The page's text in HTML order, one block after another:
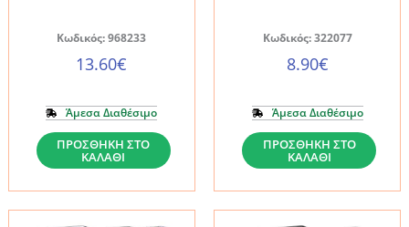
Κωδικός: 968233
13.60€
Άμεσα Διαθέσιμο
Θήκη
Samsung
Galaxy
S25
ΠΡΟΣΘΉΚΗ ΣΤΟ
ΚΑΛΆΘΙ
Κωδικός: 322077
8.90€
Άμεσα Διαθέσιμο
Θήκη
Samsung
Galaxy
S25
ΠΡΟΣΘΉΚΗ ΣΤΟ
ΚΑΛΆΘΙ